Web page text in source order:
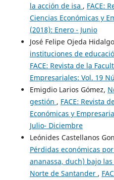
la acción de isa , FACE:
Ciencias Económicas y
(2018): Enero - Junio
José Felipe Ojeda
instituciones de
FACE: Revista de la
Empresariales: Vol. 19
Emigdio Larios Gómez,
gestión , FACE: Revista
Económicas y
Julio- Diciembre
Leónides Castellanos
Pérdidas económicas
ananassa, duch) bajo
Norte de Santander ,